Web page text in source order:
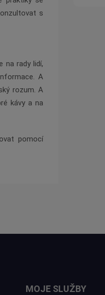
s
na rady lidí,
A
rozum. A
kávy a na
pomocí
MOJE SLUŽBY